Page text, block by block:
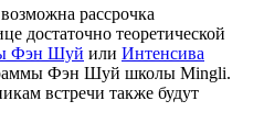
рассрочка
достаточно теоретической
Фэн Шуй или Интенсива
Фэн Шуй школы Mingli.
встречи также будут